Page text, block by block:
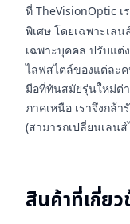
ที่ TheVisionOptic
พิเศษ โดยเฉพาะเล
เฉพาะบุคคล ปรับแต่
ไลฟสไตล์ของแต่ละค
มือที่ทันสมัยรุ่นใหม่ต่
ภาคเหนือ เราจึงกล้
(สามารถเปลี่ยนเลน
สินค้าที่เกี่ย